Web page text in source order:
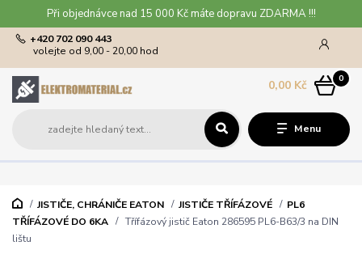
Při objednávce nad 15 000 Kč máte dopravu ZDARMA !!!
Menu
+420 702 090 443
volejte od 9,00 - 20,00 hod
0
0,00 Kč
JISTIČE, CHRÁNIČE EATON JISTIČE TŘÍFÁZOVÉ
PL6
TŘÍFÁZOVÉ DO 6KA
Třífázový jistič Eaton 286595 PL6-B63/3 na DIN
lištu